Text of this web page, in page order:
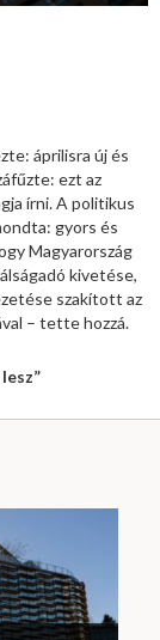
áprilisra új és
ezt az
írni. A politikus
gyors és
Magyarország
kivetése,
szakított az
– tette hozzá.